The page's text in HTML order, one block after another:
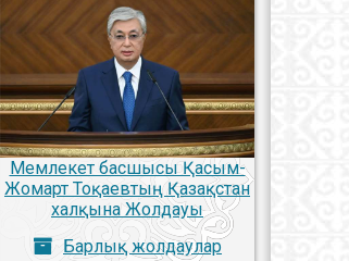
Мемлекет басшысы Қасым-
Жомарт Тоқаевтың Қазақстан
халқына Жолдауы
Барлық жолдаулар